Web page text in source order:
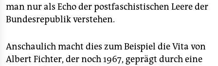
man nur als Echo der postfaschistischen Leere der
Bundesrepublik verstehen.
Anschaulich macht dies zum Beispiel die Vita von
Albert Fichter, der noch 1967, geprägt durch eine